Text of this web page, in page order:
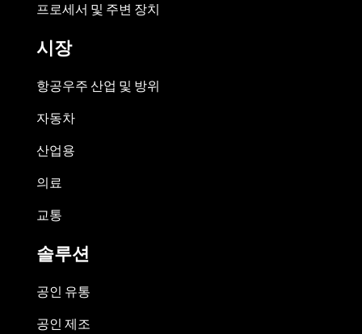
프로세서 및 주변 장치
시장
항공우주 산업 및 방위
자동차
산업용
의료
교통
솔루션
공인 유통
공인 제조